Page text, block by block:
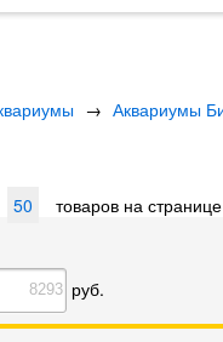
→ Аквариумы
50 товаров на странице
руб.